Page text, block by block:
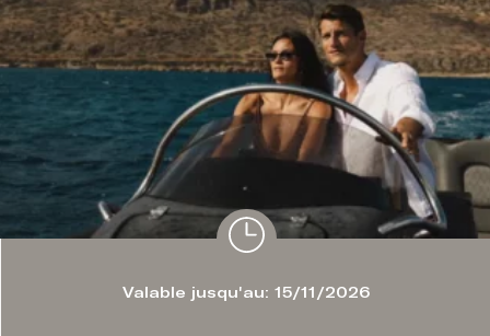
Valable jusqu'au: 15/11/2026